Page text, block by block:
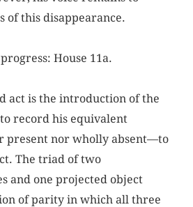
of this disappearance.
House 11a.
act is the introduction of the
record his equivalent
present nor wholly absent—to
The triad of two
and one projected object
of parity in which all three